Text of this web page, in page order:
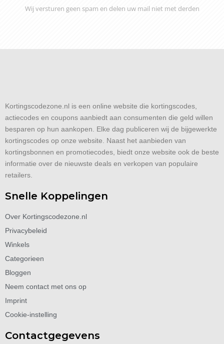
Wij versturen geen spam en delen uw mail niet met derden
Kortingscodezone.nl is een online website die kortingscodes,
actiecodes en coupons aanbiedt aan consumenten die geld willen
besparen op hun aankopen. Elke dag publiceren wij de bijgewerkte
kortingscodes op onze website. Naast het aanbieden van
kortingsbonnen en promotiecodes, biedt onze website ook de beste
informatie over de nieuwste deals en verkopen van populaire
retailers.
Snelle Koppelingen
Over Kortingscodezone.nl
Privacybeleid
Winkels
Categorieen
Bloggen
Neem contact met ons op
Imprint
Cookie-instelling
Contactgegevens